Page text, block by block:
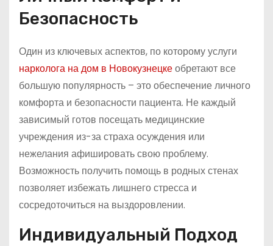
Безопасность
Один из ключевых аспектов, по которому услуги
нарколога на дом в Новокузнецкеобретают все
большую популярность – это обеспечение личного
комфорта и безопасности пациента. Не каждый
зависимый готов посещать медицинские
учреждения из-за страха осуждения или
нежелания афишировать свою проблему.
Возможность получить помощь в родных стенах
позволяет избежать лишнего стресса и
сосредоточиться на выздоровлении.
Индивидуальный Подход